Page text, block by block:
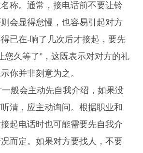
称。通常，接电话前不要让铃
会显得怠慢，也容易引起对方
已在-响了几次后才接起，要先
您久等了”，这既表示对对方的礼
你并非刻意为之。
般会主动先自我介绍，如果没
清，应主动询问。根据职业和
起电话时也可能需要先自我介
而定。如果对方要找人，不要